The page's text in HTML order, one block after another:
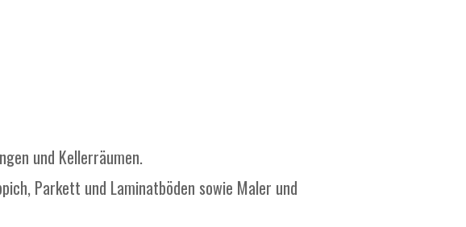
und Kellerräumen.
Parkett und Laminatböden sowie Maler und